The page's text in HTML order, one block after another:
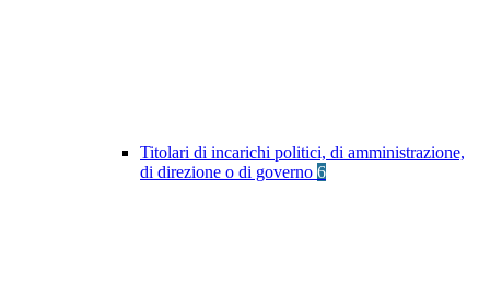
Titolari di incarichi politici, di amministrazione,
di direzione o di governo 6